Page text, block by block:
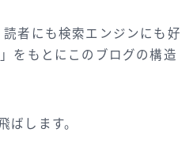
者にも検索エンジンにも好
をもとにこのブログの構造
します。